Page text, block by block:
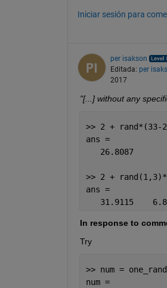
Iniciar sesión para
per isakson
Editada: per
2017
"[...] without any
>> 2 + rand*(33-
ans =
   26.8087
>> 2 +
ans =
31.9115
In response to
Try
>> num =
num =